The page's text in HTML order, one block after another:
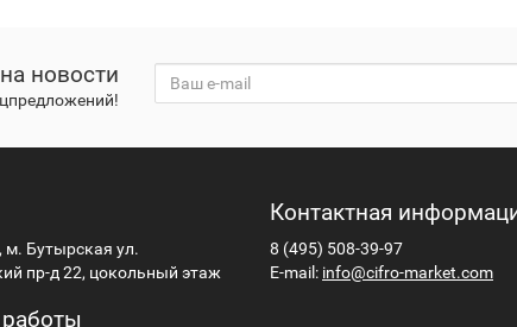
новости
м. Бутырская ул.
пр-д 22, цокольный этаж
Контактная
8 (495) 508-39-97
E-mail: info@cifro-market.com